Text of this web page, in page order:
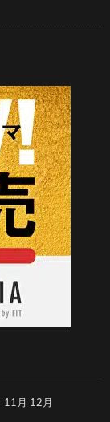
11月 12月